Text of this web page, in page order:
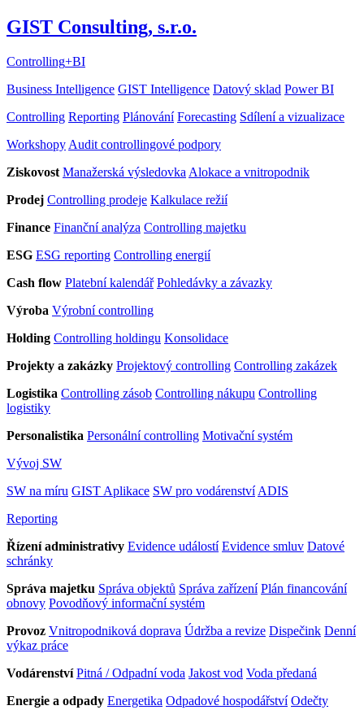
GIST Consulting, s.r.o.
Controlling+BI
Business Intelligence GIST Intelligence Datový sklad Power BI
Controlling Reporting Plánování Forecasting Sdílení a vizualizace
Workshopy Audit controllingové podpory
Ziskovost Manažerská výsledovka Alokace a vnitropodnik
Prodej Controlling prodeje Kalkulace režií
Finance Finanční analýza Controlling majetku
ESG ESG reporting Controlling energií
Cash flow Platební kalendář Pohledávky a závazky
Výroba Výrobní controlling
Holding Controlling holdingu Konsolidace
Projekty a zakázky Projektový controlling Controlling zakázek
Logistika Controlling zásob Controlling nákupu Controlling
logistiky
Personalistika Personální controlling Motivační systém
Vývoj SW
SW na míru GIST Aplikace SW pro vodárenství ADIS
Reporting
Řízení administrativy Evidence událostí Evidence smluv Datové
schránky
Správa majetku Správa objektů Správa zařízení Plán financování
obnovy Povodňový informační systém
Provoz Vnitropodniková doprava Údržba a revize Dispečink Denní
výkaz práce
Vodárenství Pitná / Odpadní voda Jakost vod Voda předaná
Energie a odpady Energetika Odpadové hospodářství Odečty